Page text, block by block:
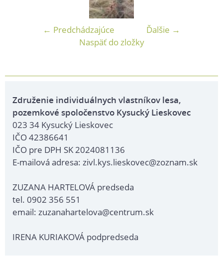
← Predchádzajúce
Ďalšie →
Naspäť do zložky
Združenie individuálnych vlastníkov lesa,
pozemkové spoločenstvo Kysucký Lieskovec
023 34 Kysucký Lieskovec
IČO 42386641
IČO pre DPH SK 2024081136
E-mailová adresa: zivl.kys.lieskovec@zoznam.sk
ZUZANA HARTELOVÁ predseda
tel. 0902 356 551
email: zuzanahartelova@centrum.sk
IRENA KURIAKOVÁ podpredseda